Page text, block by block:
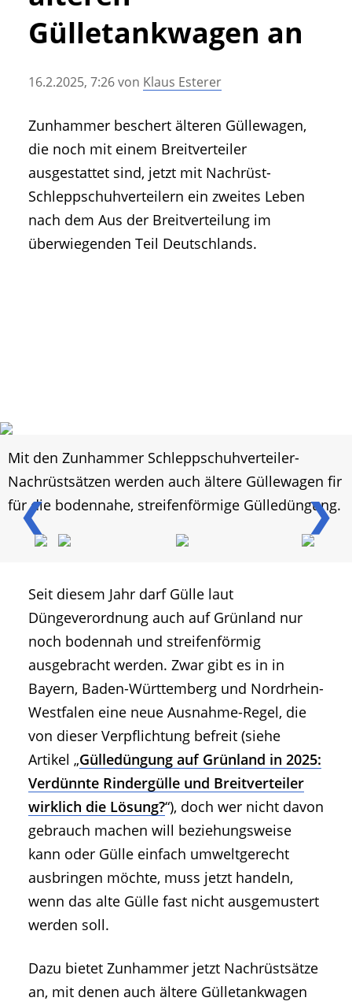
• Messen und Veranstaltungen
• Agritechnica Neuheiten Archiv
Gülletankwagen an
16.2.2025, 7:26von Klaus Esterer
Zunhammer beschert älteren Güllewagen,
die noch mit einem Breitverteiler
ausgestattet sind, jetzt mit Nachrüst-
Schleppschuhverteilern ein zweites Leben
nach dem Aus der Breitverteilung im
überwiegenden Teil Deutschlands.
❮ ❯
Mit den Zunhammer Schleppschuhverteiler-
Nachrüstsätzen werden auch ältere Güllewagen fir
für die bodennahe, streifenförmige Gülledüngung.
Seit diesem Jahr darf Gülle laut
Düngeverordnung auch auf Grünland nur
noch bodennah und streifenförmig
ausgebracht werden. Zwar gibt es in in
Bayern, Baden-Württemberg und Nordrhein-
Westfalen eine neue Ausnahme-Regel, die
von dieser Verpflichtung befreit (siehe
Artikel „Gülledüngung auf Grünland in 2025:
Verdünnte Rindergülle und Breitverteiler
wirklich die Lösung?“), doch wer nicht davon
gebrauch machen will beziehungsweise
kann oder Gülle einfach umweltgerecht
ausbringen möchte, muss jetzt handeln,
wenn das alte Gülle fast nicht ausgemustert
werden soll.
Dazu bietet Zunhammer jetzt Nachrüstsätze
an, mit denen auch ältere Gülletankwagen